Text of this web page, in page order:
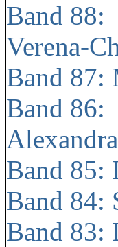
Band 88:
Verena-
Band 87:
Band 86:
Band 85:
Band 84:
Band 83: